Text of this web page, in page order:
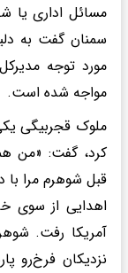
مسائل اداری یا
سمنان گفت به
مورد توجه
مواجه شده است.
ملوک قجربیگی
کرد، گفت: «من
اهدایی از سوی
آمریکا رفت.
نزدیکان فرخ‌رو